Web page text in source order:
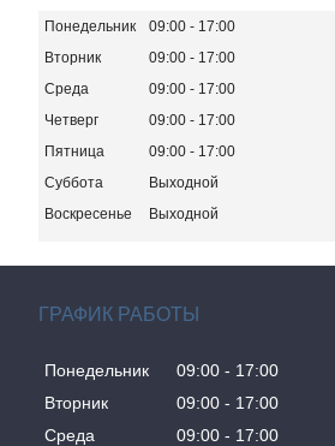
Понедельник 09:00
17:00
Вторник
09:00
17:00
Среда
09:00
17:00
Четверг
09:00
17:00
Пятница
09:00
17:00
Суббота
Выходной
Воскресенье
Выходной
ГРАФИК РАБОТЫ
Понедельник 09:00
17:00
Вторник
09:00
17:00
Среда
09:00 17:00